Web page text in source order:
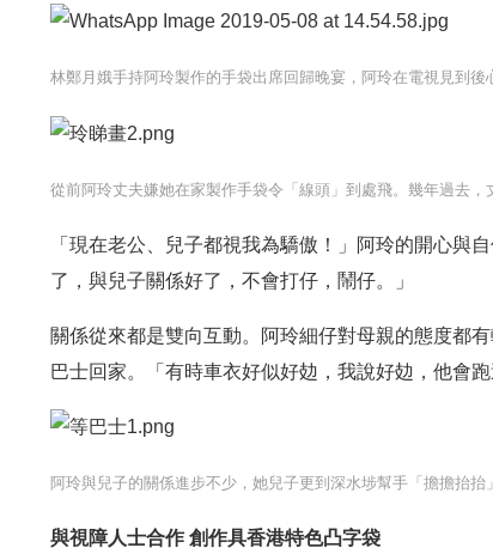
林鄭月娥手持阿玲製作的手袋出席回歸晚宴，阿玲在電視見到
從前阿玲丈夫嫌她在家製作手袋令「線頭」到處飛。幾年過去
「現在老公、兒子都視我為驕傲！」阿玲的開心與
了，與兒子關係好了，不會打仔，鬧仔。」
關係從來都是雙向互動。阿玲細仔對母親的態度都
巴士回家。「有時車衣好似好攰，我說好攰，他會跑
阿玲與兒子的關係進步不少，她兒子更到深水埗幫手「擔擔抬
與視障人士合作 創作具香港特色凸字袋